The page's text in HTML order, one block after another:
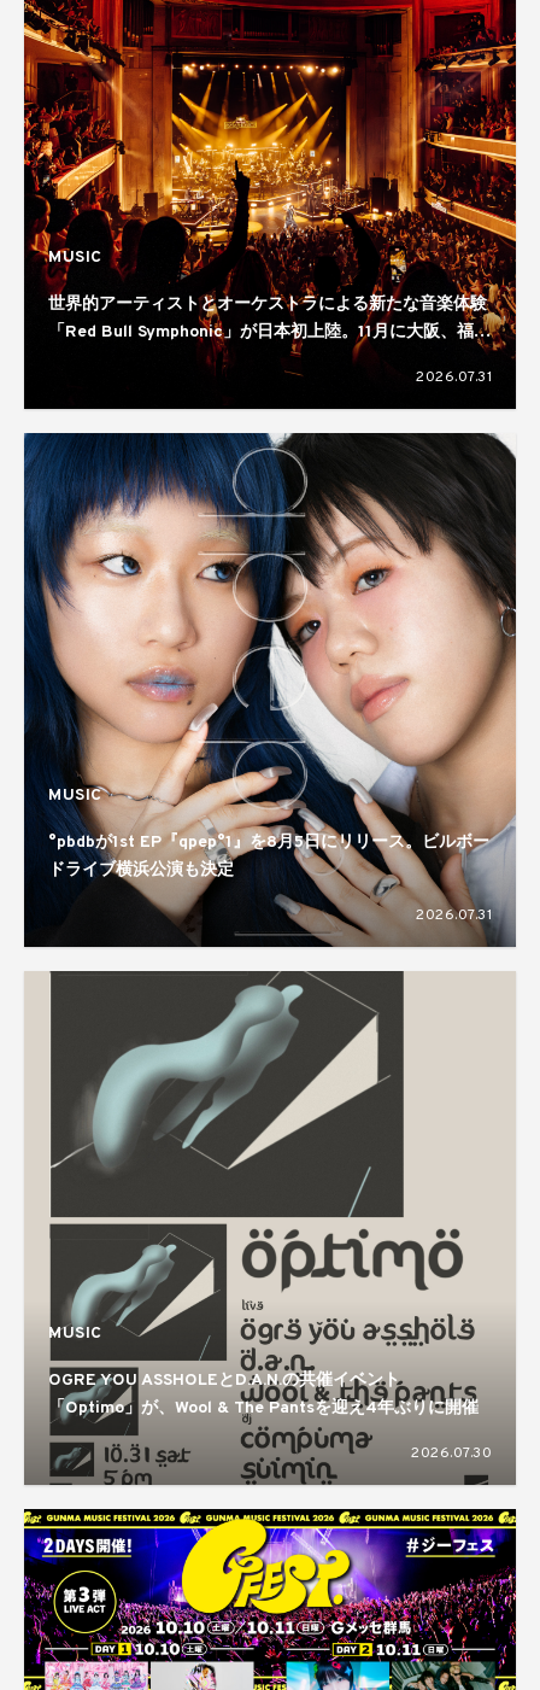
MUSIC
世界的アーティストとオーケストラによる新たな音楽体験
「Red Bull Symphonic」が日本初上陸。11月に大阪、福
岡、仙台、横浜の4都市で開催へ
2026.07.31
MUSIC
°pbdbが1st EP『qpep°1』を8月5日にリリース。ビルボー
ドライブ横浜公演も決定
2026.07.31
MUSIC
OGRE YOU ASSHOLEとD.A.N.の共催イベント
「Optimo」が、Wool & The Pantsを迎え4年ぶりに開催
2026.07.30